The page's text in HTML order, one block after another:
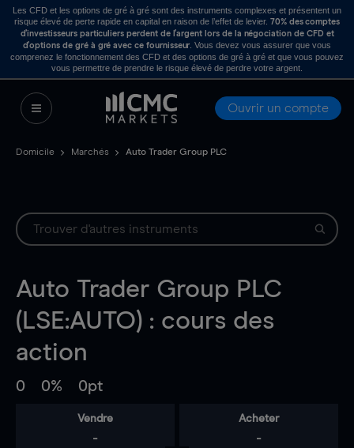
Les CFD et les options de gré à gré sont des instruments complexes et présentent un
risque élevé de perte rapide en capital en raison de l’effet de levier. 70% des comptes
d’investisseurs particuliers perdent de l’argent lors de la négociation de CFD et
d’options de gré à gré avec ce fournisseur . Vous devez vous assurer que vous
comprenez le fonctionnement des CFD et des options de gré à gré et que vous pouvez
vous permettre de prendre le risque élevé de perdre votre argent.
Ouvrir un compte
Domicile Marchés Auto Trader Group PLC
Auto Trader Group PLC
(LSE:AUTO) : cours des
action
0 0% 0pt
Vendre
-
Acheter
-